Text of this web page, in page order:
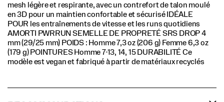
mesh légère et respirante, avec un contrefort de talon moulé
en 3D pour un maintien confortable et sécurisé IDÉALE
POUR les entraînements de vitesse et les runs quotidiens
AMORTI PWRRUN SEMELLE DE PROPRETÉ SRS DROP 4
mm (29/25 mm) POIDS : Homme 7,3 oz (206 g) Femme 6,3 oz
(179 g) POINTURES Homme 7-13, 14, 15 DURABILITÉ Ce
modèle est vegan et fabriqué à partir de matériaux recyclés